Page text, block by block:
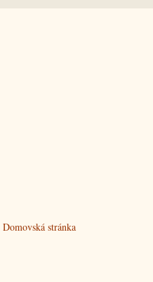
Domovská stránka